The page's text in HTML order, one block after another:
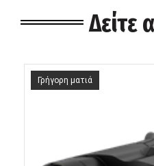
Δείτε
Γρήγορη ματιά